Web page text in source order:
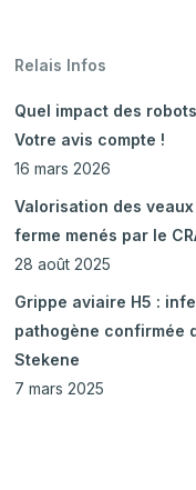
Relais Infos
Quel impact des
Votre avis compte !
16 mars 2026
Valorisation des
ferme menés par le
28 août 2025
Grippe aviaire H5 :
pathogène confirmée
Stekene
7 mars 2025